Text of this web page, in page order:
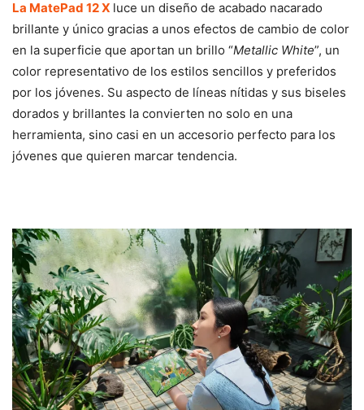
La MatePad 12 X luce un diseño de acabado nacarado
brillante y único gracias a unos efectos de cambio de color
en la superficie que aportan un brillo “Metallic White”, un
color representativo de los estilos sencillos y preferidos
por los jóvenes. Su aspecto de líneas nítidas y sus biseles
dorados y brillantes la convierten no solo en una
herramienta, sino casi en un accesorio perfecto para los
jóvenes que quieren marcar tendencia.